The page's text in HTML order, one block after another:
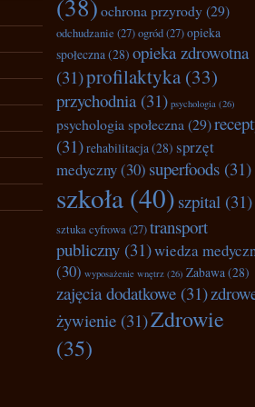
(38)ochrona przyrody(29)
odchudzanie (27)ogród(27)opieka
społeczna(28) opieka zdrowotna
(31)profilaktyka(33)
przychodnia(31) psychologia (26)
psychologia społeczna (29)
(31)rehabilitacja(28) sprzęt
medyczny(30) superfoods (31)
szkoła (40) szpital (31)
sztuka cyfrowa(27)transport
publiczny (31)wiedza
(30) wyposażenie wnętrz (26) Zabawa(28)
zajęcia dodatkowe (31)
żywienie (31)Zdrowie
(35)